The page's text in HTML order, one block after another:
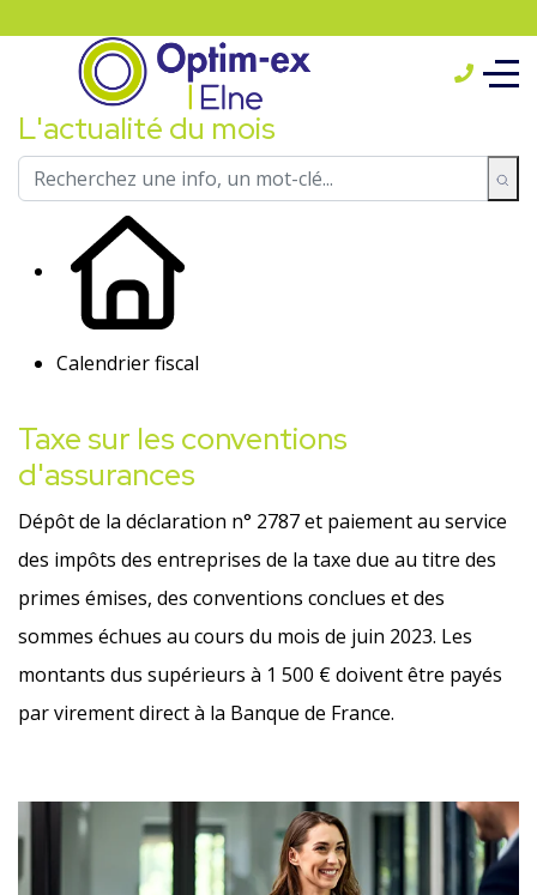
L'actualité du mois
Calendrier fiscal
Taxe sur les conventions
d'assurances
Dépôt de la déclaration n° 2787 et paiement au service
des impôts des entreprises de la taxe due au titre des
primes émises, des conventions conclues et des
sommes échues au cours du mois de juin 2023. Les
montants dus supérieurs à 1 500 € doivent être payés
par virement direct à la Banque de France.